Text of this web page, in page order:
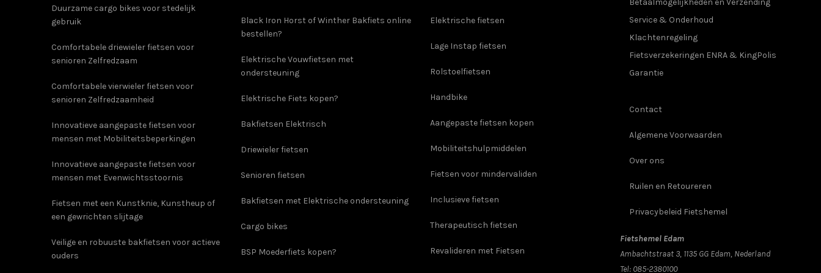
Duurzame cargo bikes voor stedelijk
gebruik
Comfortabele driewieler fietsen voor
senioren Zelfredzaam
Comfortabele vierwieler fietsen voor
senioren Zelfredzaamheid
Innovatieve aangepaste fietsen voor
mensen met Mobiliteitsbeperkingen
Innovatieve aangepaste fietsen voor
mensen met Evenwichtsstoornis
Fietsen met een Kunstknie, Kunstheup of
een gewrichten slijtage
Veilige en robuuste bakfietsen voor actieve
ouders
Black Iron Horst of Winther Bakfiets online
bestellen?
Elektrische Vouwfietsen met
ondersteuning
Elektrische Fiets kopen?
Bakfietsen Elektrisch
Driewieler fietsen
Senioren fietsen
Bakfietsen met Elektrische ondersteuning
Cargo bikes
BSP Moederfiets kopen?
Elektrische fietsen
Lage Instap fietsen
Rolstoelfietsen
Handbike
Aangepaste fietsen kopen
Mobiliteitshulpmiddelen
Fietsen voor mindervaliden
Inclusieve fietsen
Therapeutisch fietsen
Revalideren met Fietsen
Betaalmogelijkheden en Verzending
Service & Onderhoud
Klachtenregeling
Fietsverzekeringen ENRA & KingPolis
Garantie
Contact
Algemene Voorwaarden
Over ons
Ruilen en Retoureren
Privacybeleid Fietshemel
Fietshemel Edam
Ambachtstraat 3, 1135 GG Edam, Nederland
Tel: 085-2380100